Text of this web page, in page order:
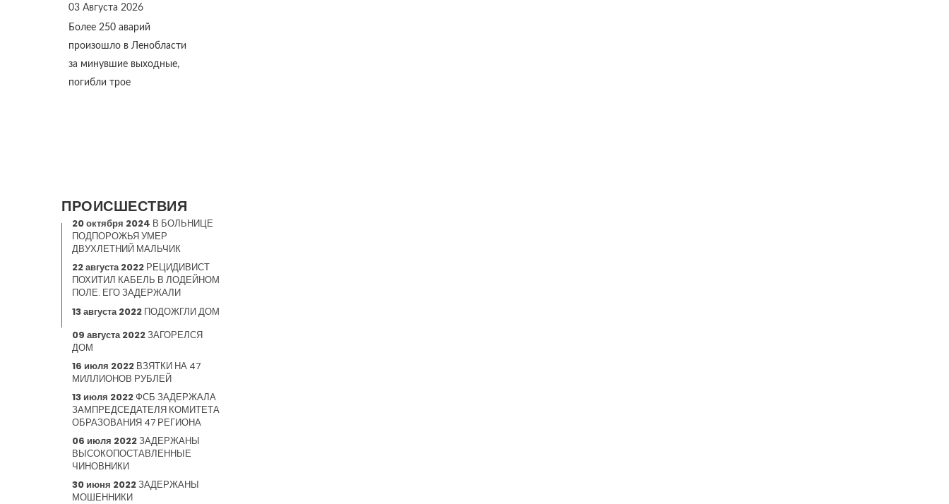
03 Августа 2026
Более 250 аварий
произошло в Ленобласти
за минувшие выходные,
погибли трое
ПРОИСШЕСТВИЯ
20 октября 2024 В БОЛЬНИЦЕ
ПОДПОРОЖЬЯ УМЕР
ДВУХЛЕТНИЙ МАЛЬЧИК
22 августа 2022 РЕЦИДИВИСТ
ПОХИТИЛ КАБЕЛЬ В ЛОДЕЙНОМ
ПОЛЕ. ЕГО ЗАДЕРЖАЛИ
13 августа 2022 ПОДОЖГЛИ ДОМ
09 августа 2022ЗАГОРЕЛСЯ
ДОМ
16 июля 2022 ВЗЯТКИ НА 47
МИЛЛИОНОВ РУБЛЕЙ
13 июля 2022ФСБ ЗАДЕРЖАЛА
ЗАМПРЕДСЕДАТЕЛЯ КОМИТЕТА
ОБРАЗОВАНИЯ 47 РЕГИОНА
06 июля 2022ЗАДЕРЖАНЫ
ВЫСОКОПОСТАВЛЕННЫЕ
ЧИНОВНИКИ
30 июня 2022ЗАДЕРЖАНЫ
МОШЕННИКИ